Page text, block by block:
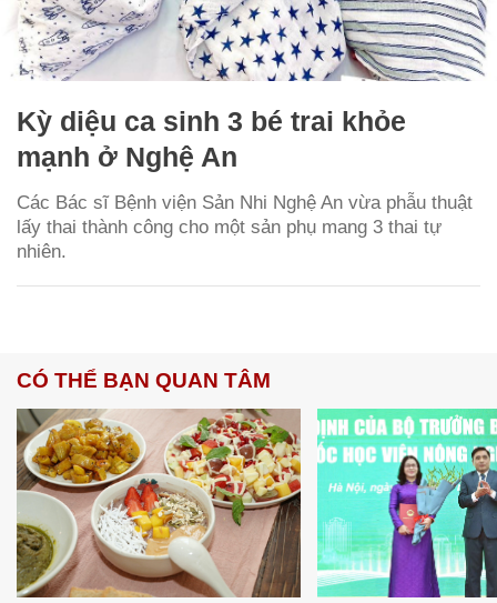
Kỳ diệu ca sinh 3 bé trai khỏe
mạnh ở Nghệ An
Các Bác sĩ Bệnh viện Sản Nhi Nghệ An vừa phẫu thuật
lấy thai thành công cho một sản phụ mang 3 thai tự
nhiên.
CÓ THỂ BẠN QUAN TÂM